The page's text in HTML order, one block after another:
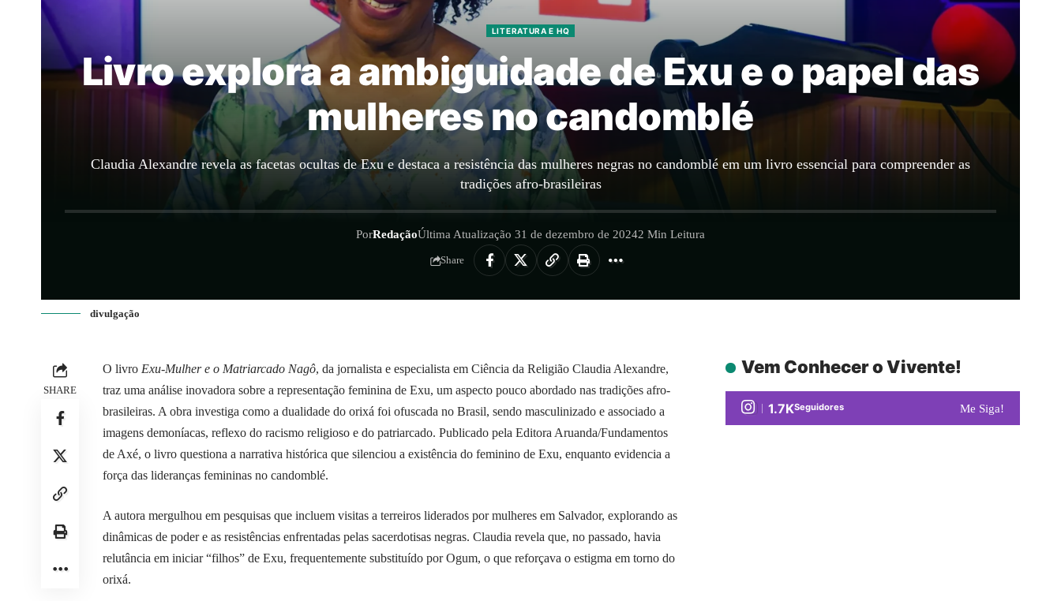
LITERATURA E HQ
Livro explora a ambiguidade de Exu e o papel das
mulheres no candomblé
Claudia Alexandre revela as facetas ocultas de Exu e destaca a resistência das mulheres negras no candomblé em um livro essencial para compreender as
tradições afro-brasileiras
PorRedaçãoÚltima Atualização 31 de dezembro de 20242 Min Leitura
Share
divulgação
SHARE
O livro Exu-Mulher e o Matriarcado Nagô, da jornalista e especialista em Ciência da Religião Claudia Alexandre,
traz uma análise inovadora sobre a representação feminina de Exu, um aspecto pouco abordado nas tradições afro-
brasileiras. A obra investiga como a dualidade do orixá foi ofuscada no Brasil, sendo masculinizado e associado a
imagens demoníacas, reflexo do racismo religioso e do patriarcado. Publicado pela Editora Aruanda/Fundamentos
de Axé, o livro questiona a narrativa histórica que silenciou a existência do feminino de Exu, enquanto evidencia a
força das lideranças femininas no candomblé.
A autora mergulhou em pesquisas que incluem visitas a terreiros liderados por mulheres em Salvador, explorando as
dinâmicas de poder e as resistências enfrentadas pelas sacerdotisas negras. Claudia revela que, no passado, havia
relutância em iniciar “filhos” de Exu, frequentemente substituído por Ogum, o que reforçava o estigma em torno do
orixá.
Vem Conhecer o Vivente!
1.7KSeguidores Me Siga!